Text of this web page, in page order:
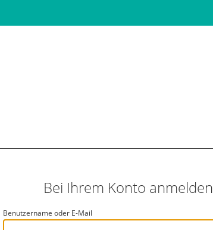
Bei Ihrem Konto anmelden
Benutzername oder E-Mail